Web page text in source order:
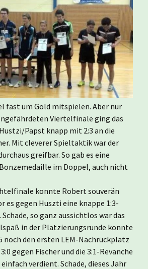
fast um Gold mitspielen. Aber nur
Viertelfinale ging das
Papst knapp mit 2:3 an die
Mit cleverer Spieltaktik war der
greifbar. So gab es eine
im Doppel, auch nicht
konnte Robert souverän
es gegen Huszti eine knappe 1:3-
so ganz aussichtlos war das
in der Platzierungsrunde konnte
den ersten LEM-Nachrückplatz
gegen Fischer und die 3:1-Revanche
verdient. Schade, dieses Jahr